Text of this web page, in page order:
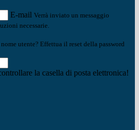
E-mail Verrà inviato un messaggio
necessarie.
utente? Effettua il reset della password
la casella di posta elettronica!